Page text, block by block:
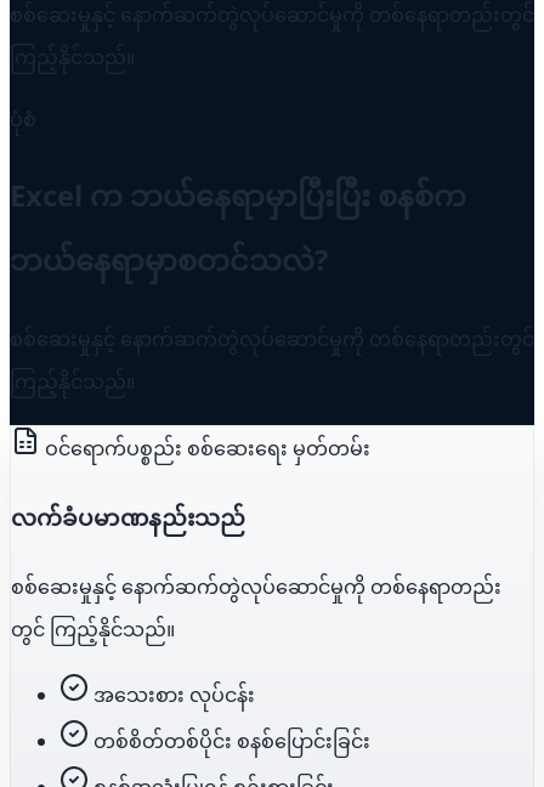
စစ်ဆေးမှုနှင့် နောက်ဆက်တွဲလုပ်ဆောင်မှုကို တစ်နေရာတည်းတွင်
ကြည့်နိုင်သည်။
ပုံစံ
Excel က ဘယ်နေရာမှာပြီးပြီး စနစ်က
ဘယ်နေရာမှာစတင်သလဲ?
စစ်ဆေးမှုနှင့် နောက်ဆက်တွဲလုပ်ဆောင်မှုကို တစ်နေရာတည်းတွင်
ကြည့်နိုင်သည်။
ဝင်ရောက်ပစ္စည်း စစ်ဆေးရေး မှတ်တမ်း
လက်ခံပမာဏနည်းသည်
စစ်ဆေးမှုနှင့် နောက်ဆက်တွဲလုပ်ဆောင်မှုကို တစ်နေရာတည်း
တွင် ကြည့်နိုင်သည်။
အသေးစား လုပ်ငန်း
တစ်စိတ်တစ်ပိုင်း စနစ်ပြောင်းခြင်း